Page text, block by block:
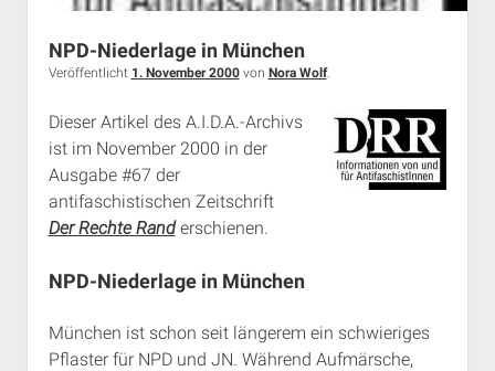
Rechte Termine München
Über a.i.d.a.
RSS-Feeds, Twitter & Facebook
Kontakt & PGP-Key
NPD-Niederlage in München
Veröffentlicht 1. November 2000von Nora Wolf.
Dieser Artikel des A.I.D.A.-Archivs
ist im November 2000 in der
Ausgabe #67 der
antifaschistischen Zeitschrift
Der Rechte Randerschienen.
NPD-Niederlage in München
München ist schon seit längerem ein schwieriges
Pflaster für NPD und JN. Während Aufmärsche,